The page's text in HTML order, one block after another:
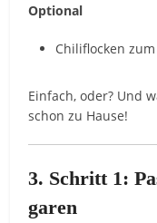
Optional
Chiliflocken
Einfach, oder? Und
schon zu Hause!
3. Schritt 1:
garen